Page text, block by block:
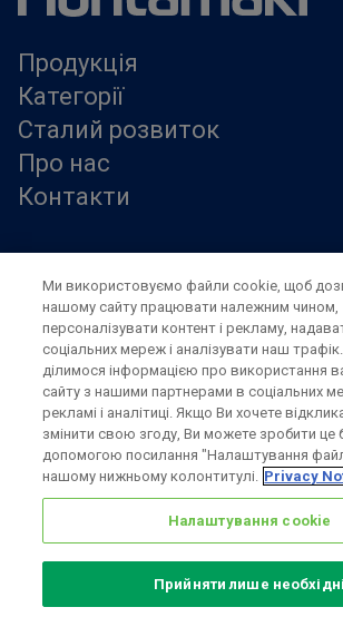
Продукція
Категорії
Сталий розвиток
Про нас
Контакти
Modern slavery statement
Конфіденційність
Положення та умови
Налаштування cookie
Also of interest
Sustainable Packaging Solutions
Ми використовуємо файли cookie, щоб
нашому сайту працювати належним чином,
персоналізувати контент і рекламу,
соціальних мереж і аналізувати наш
ділимося інформацією про використання
сайту з нашими партнерами в соціальних
рекламі і аналітиці. Якщо Ви хочете
змінити свою згоду, Ви можете зробити це
допомогою посилання "Налаштування
нашому нижньому колонтитулі. Privacy
Налаштування cookie
Прийняти лише необхідні